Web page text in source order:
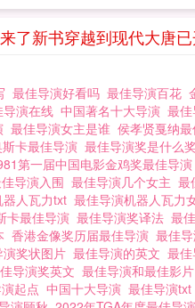
了新书穿越到现代大唐
最佳导演好看吗 最佳导演百花
导演在线 中国著名十大导演 最
最佳导演女主是谁 侯孝贤戛纳
卡最佳导演 最佳导演奖是什么奖
第一届中国电影金鸡奖最佳导演
导演入围 最佳导演几个女主 最
人瓦力txt 最佳导演机器人瓦力
卡最佳导演 最佳导演奖译法 最
香港金像奖历届最佳导演 最佳
奖状图片 最佳导演的英文 最
导演奖英文 最佳导演和最佳影片
起点 中国十大导演 最佳导演txt